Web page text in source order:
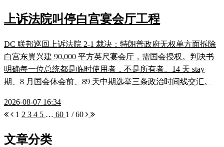
上诉法院叫停白宫宴会厅工程
DC 联邦巡回上诉法院 2-1 裁决：特朗普政府无权单方面拆除
白宫东翼兴建 90,000 平方英尺宴会厅，需国会授权。判决书
明确每一位总统都是临时使用者，不是所有者。14 天 stay
期、8 月国会休会前、89 天中期选举三条政治时间线交汇。
2026-08-07 16:34
1 2 3 4 5 … 60 1 / 60
文章分类